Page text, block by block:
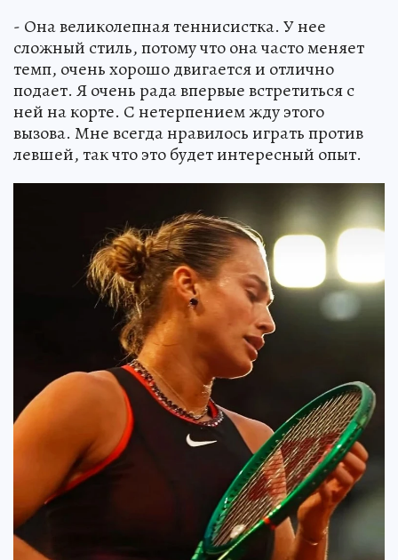
- Она великолепная теннисистка. У нее
сложный стиль, потому что она часто меняет
темп, очень хорошо двигается и отлично
подает. Я очень рада впервые встретиться с
ней на корте. С нетерпением жду этого
вызова. Мне всегда нравилось играть против
левшей, так что это будет интересный опыт.